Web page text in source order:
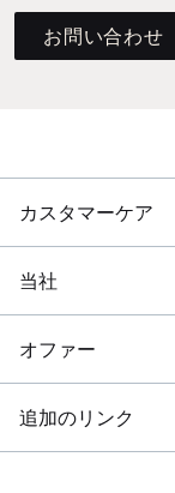
お問い合わせ
カスタマーケア
当社
オファー
追加のリンク